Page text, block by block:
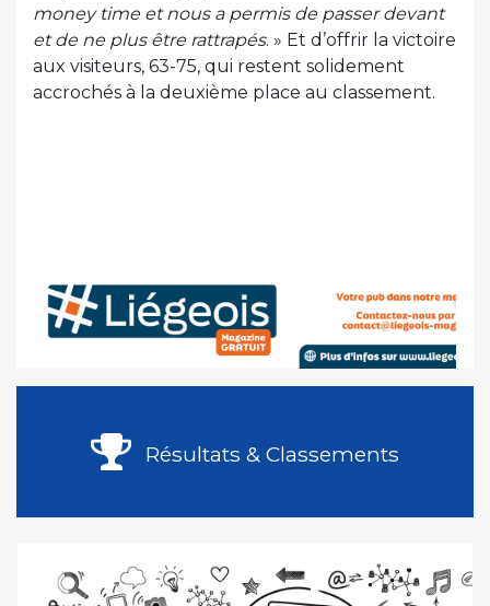
money time et nous a permis de passer devant
et de ne plus être rattrapés. » Et d’offrir la victoire
aux visiteurs, 63-75, qui restent solidement
accrochés à la deuxième place au classement.
Résultats & Classements